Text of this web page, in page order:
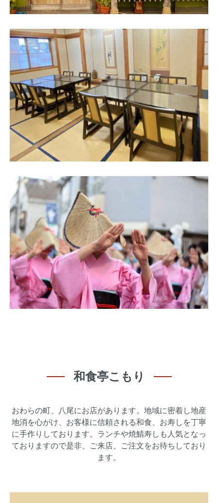
和食亭こもり
おわらの町、八尾にお店があります。地域に密着し地産
地消を心がけ、お客様に信頼される和食、お寿しを丁寧
に手作りしております。ランチや焼鯖寿しも人気となっ
ておりますので是非、ご来店、ご注文をお待ちしており
ます。